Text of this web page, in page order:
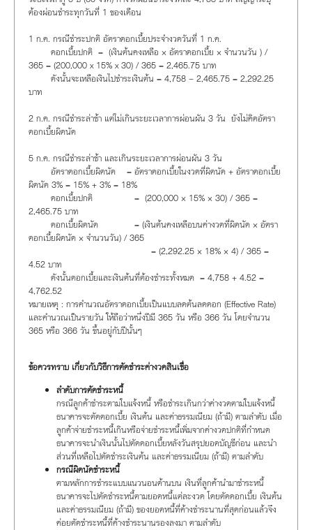
ต้องผ่อนชำระทุกวันที่ 1 ของเดือน
1 ก.ค. กรณีชำระปกติ อัตราดอกเบี้ยประจำงวดวันที่ 1 ก.ค.
ดอกเบี้ยปกติ = (เงินต้นคงเหลือ × อัตราดอกเบี้ย × จำนวนวัน ) /
365 = (200,000 x 15% x 30) / 365 = 2,465.75 บาท
ดังนั้นจะเหลือเงินไปชำระเงินต้น = 4,758 – 2,465.75 = 2,292.25
บาท
2 ก.ค. กรณีชำระล่าช้า แต่ไม่เกินระยะเวลาการผ่อนผัน 3 วัน ยังไม่คิดอัตรา
ดอกเบี้ยผิดนัด
5 ก.ค. กรณีชำระล่าช้า และเกินระยะเวลาการผ่อนผัน 3 วัน
อัตราดอกเบี้ยผิดนัด = อัตราดอกเบี้ยในงวดที่ผิดนัด + อัตราดอกเบี้ย
ผิดนัด 3% = 15% + 3% = 18%
ดอกเบี้ยปกติ = (200,000 × 15% × 30) / 365 =
2,465.75 บาท
ดอกเบี้ยผิดนัด = (เงินต้นคงเหลือบนค่างวดที่ผิดนัด × อัตรา
ดอกเบี้ยผิดนัด × จำนวนวัน) / 365
= (2,292.25 × 18% × 4) / 365 =
4.52 บาท
ดังนั้นดอกเบี้ยและเงินต้นที่ต้องชำระทั้งหมด = 4,758 + 4.52 =
4,762.52
หมายเหตุ : การคำนวณอัตราดอกเบี้ยเป็นแบบลดต้นลดดอก (Effective Rate)
และคำนวณเป็นรายวัน ให้ถือว่าหนึ่งปีมี 365 วัน หรือ 366 วัน โดยจำนวน
365 หรือ 366 วัน ขึ้นอยู่กับปีนั้นๆ
ข้อควรทราบ เกี่ยวกับวิธีการตัดชำระค่างวดสินเชื่อ
ลำดับการตัดชำระหนี้
กรณีลูกค้าชำระตามใบแจ้งหนี้ หรือชำระเกินกว่าค่างวดตามใบแจ้งหนี้
ธนาคารจะตัดดอกเบี้ย เงินต้น และค่าธรรมเนียม (ถ้ามี) ตามลำดับ เมื่อ
ลูกค้าจ่ายชำระหนี้เกินหรือจ่ายชำระหนี้เพิ่มจากค่างวดปกติที่กำหนด
ธนาคารจะนำเงินนั้นไปตัดดอกเบี้ยหลังวันสรุปยอดบัญชีก่อน และนำ
ส่วนที่เหลือไปตัดชำระเงินต้น และค่าธรรมเนียม (ถ้ามี) ตามลำดับ
กรณีผิดนัดชำระหนี้
ตามหลักการชำระแบบแนวนอนด้านบน เงินที่ลูกค้านำมาชำระหนี้
ธนาคารจะไปตัดชำระหนี้ตามยอดหนี้แต่ละงวด โดยตัดดอกเบี้ย เงินต้น
และค่าธรรมเนียม (ถ้ามี) ของยอดหนี้ที่ค้างชำระนานที่สุดก่อนแล้วจึง
ค่อยตัดชำระหนี้ที่ค้างชำระนานรองลงมา ตามลำดับ